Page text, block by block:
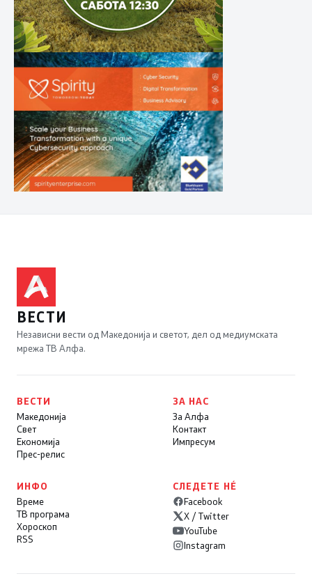
ВЕСТИ
Независни вести од Македонија и светот, дел од медиумската
мрежа ТВ Алфа.
ВЕСТИ
Македонија
Свет
Економија
Прес-релис
ЗА НАС
За Алфа
Контакт
Импресум
ИНФО
Време
ТВ програма
Хороскоп
RSS
СЛЕДЕТЕ НÉ
Facebook
X / Twitter
YouTube
Instagram